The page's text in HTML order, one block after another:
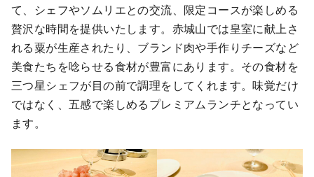
て、シェフやソムリエとの交流、限定コースが楽しめる
贅沢な時間を提供いたします。赤城山では皇室に献上さ
れる粟が生産されたり、ブランド肉や手作りチーズなど
美食たちを唸らせる食材が豊富にあります。その食材を
三つ星シェフが目の前で調理をしてくれます。味覚だけ
ではなく、五感で楽しめるプレミアムランチとなってい
ます。